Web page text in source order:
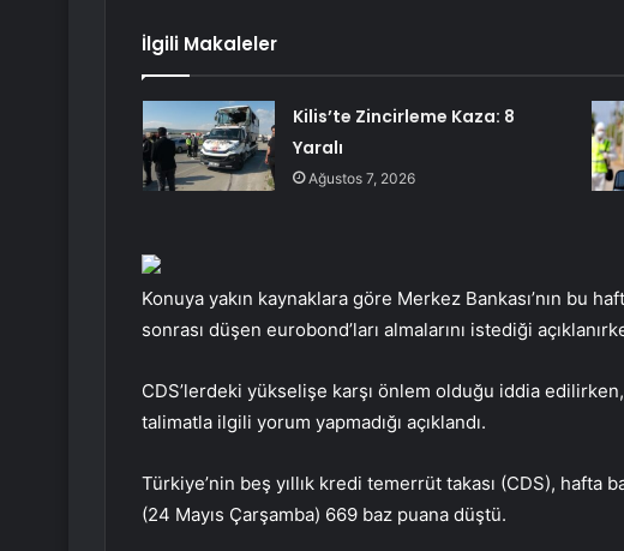
İlgili Makaleler
Kilis’te Zincirleme Kaza: 8
Yaralı
Ağustos 7, 2026
Konuya yakın kaynaklara göre Merkez Bankası’nın bu
sonrası düşen eurobond’ları almalarını istediği
CDS’lerdeki yükselişe karşı önlem olduğu iddia
talimatla ilgili yorum yapmadığı açıklandı.
Türkiye’nin beş yıllık kredi temerrüt takası (CDS), hafta
(24 Mayıs Çarşamba) 669 baz puana düştü.